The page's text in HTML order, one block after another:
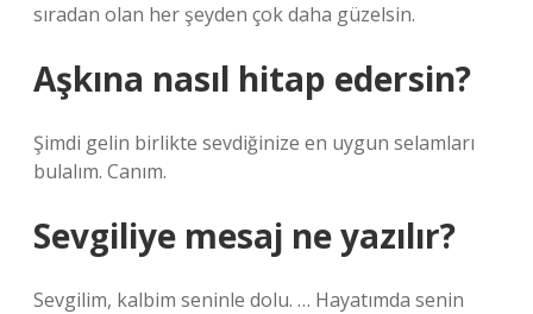
sıradan olan her şeyden çok daha güzelsin.
Aşkına nasıl hitap edersin?
Şimdi gelin birlikte sevdiğinize en uygun selamları
bulalım. Canım.
Sevgiliye mesaj ne yazılır?
Sevgilim, kalbim seninle dolu. … Hayatımda senin